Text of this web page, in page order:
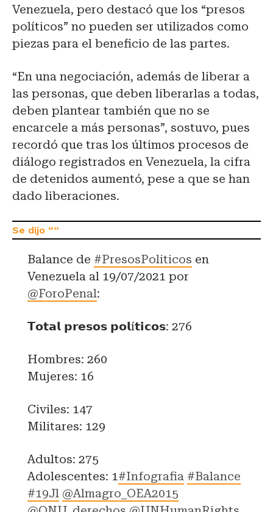
Venezuela, pero destacó que los “presos
políticos” no pueden ser utilizados como
piezas para el beneficio de las partes.
“En una negociación, además de liberar a
las personas, que deben liberarlas a todas,
deben plantear también que no se
encarcele a más personas”, sostuvo, pues
recordó que tras los últimos procesos de
diálogo registrados en Venezuela, la cifra
de detenidos aumentó, pese a que se han
dado liberaciones.
Balance de #PresosPoliticos en
Venezuela al 19/07/2021 por
@ForoPenal:
𝗧𝗼𝘁𝗮𝗹 𝗽𝗿𝗲𝘀𝗼𝘀 𝗽𝗼𝗹í𝘁𝗶𝗰𝗼𝘀: 276
Hombres: 260
Mujeres: 16
Civiles: 147
Militares: 129
Adultos: 275
Adolescentes: 1#Infografia #Balance
#19Jl @Almagro_OEA2015